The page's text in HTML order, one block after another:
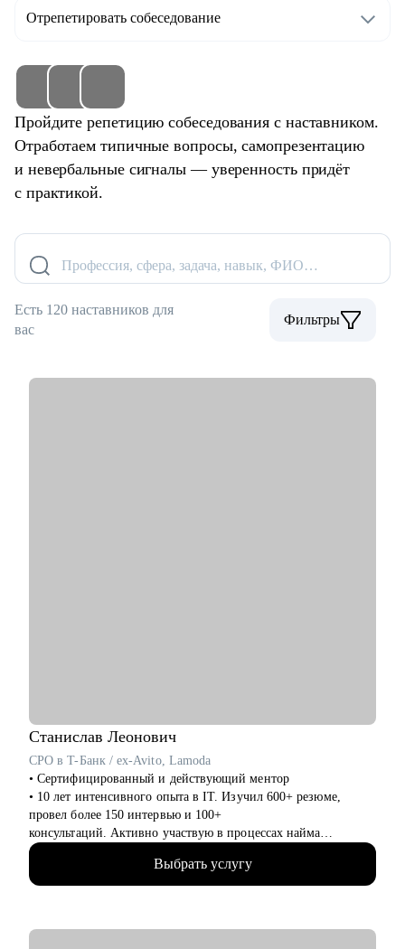
Отрепетировать собеседование
Пройдите репетицию собеседования с наставником.
Отработаем типичные вопросы, самопрезентацию
и невербальные сигналы — уверенность придёт
с практикой.
Профессия, сфера, задача, навык, ФИО…
Есть 120 наставников для
вас
Фильтры
Станислав Леонович
CPO в T-Банк / ex-Avito, Lamoda
• Сертифицированный и действующий ментор
• 10 лет интенсивного опыта в IT. Изучил 600+ резюме,
провел более 150 интервью и 100+
консультаций. Активно участвую в процессах найма
продактов в Т-Банке.
• Вырос от биздева, проджекта до продакта.
• В Т-Банке развиваю нефинансовые сервисы, руковожу
Выбрать услугу